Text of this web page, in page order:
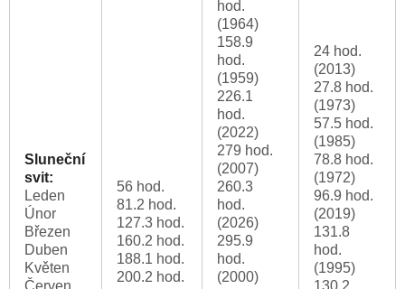
Sluneční
svit:
Leden
Únor
Březen
Duben
Květen
56 hod.
81.2 hod.
127.3 hod.
160.2 hod.
188.1 hod.
200.2 hod.
hod.
(1964)
158.9
hod.
(1959)
226.1
hod.
(2022)
279 hod.
(2007)
260.3
hod.
(2026)
295.9
hod.
(2000)
24 hod.
(2013)
27.8 hod.
(1973)
57.5 hod.
(1985)
78.8 hod.
(1972)
96.9 hod.
(2019)
131.8
hod.
(1995)